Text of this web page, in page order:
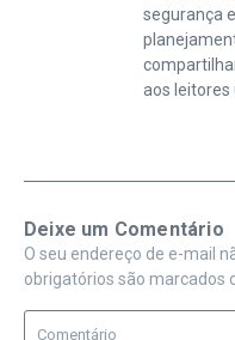
segurança
aos leitores
Deixe um Comentário
O seu endereço de e-mail
obrigatórios são marcados